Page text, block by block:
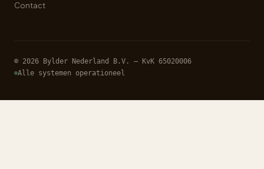
Contact
© 2026 Bylder Nederland B.V. — KvK 65020006
Alle systemen operationeel